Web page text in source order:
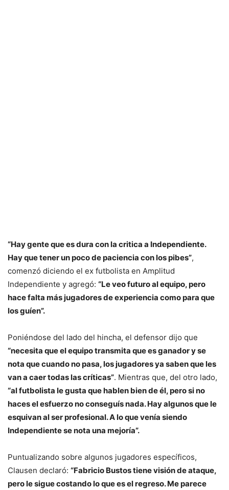
“Hay gente que es dura con la critica a Independiente.
Hay que tener un poco de paciencia con los pibes”,
comenzó diciendo el ex futbolista en Amplitud
Independiente y agregó: “Le veo futuro al equipo, pero
hace falta más jugadores de experiencia como para que
los guíen”.
Poniéndose del lado del hincha, el defensor dijo que
“necesita que el equipo transmita que es ganador y se
nota que cuando no pasa, los jugadores ya saben que les
van a caer todas las críticas”. Mientras que, del otro lado,
“al futbolista le gusta que hablen bien de él, pero si no
haces el esfuerzo no conseguís nada. Hay algunos que le
esquivan al ser profesional. A lo que venía siendo
Independiente se nota una mejoría”.
Puntualizando sobre algunos jugadores específicos,
Clausen declaró: “Fabricio Bustos tiene visión de ataque,
pero le sigue costando lo que es el regreso. Me parece